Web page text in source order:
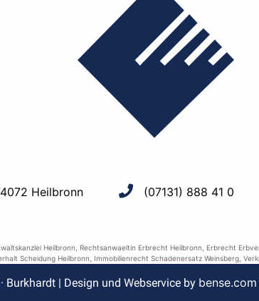
Heilbronn (07131) 888 41 0
Heilbronn Rechtsanwaeltin Erbrecht Heilbronn Erbrecht
Scheidung Heilbronn
Immobilienrecht Schadenersatz Weinsberg
Burkhardt | Design und Webservice by bense.com